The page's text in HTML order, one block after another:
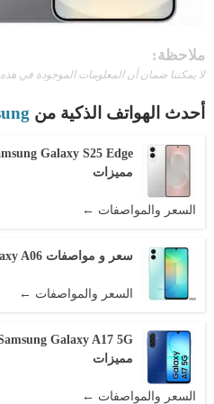
ملاحظة:
لا يمكننا ضمان أن المعلومات الموجودة في هذه
أحدث الهواتف الذكية من
مميزات
السعر والمواصفات ←
سعر و مواصفات Samsung Galaxy A06
السعر والمواصفات ←
مميزات
السعر والمواصفات ←